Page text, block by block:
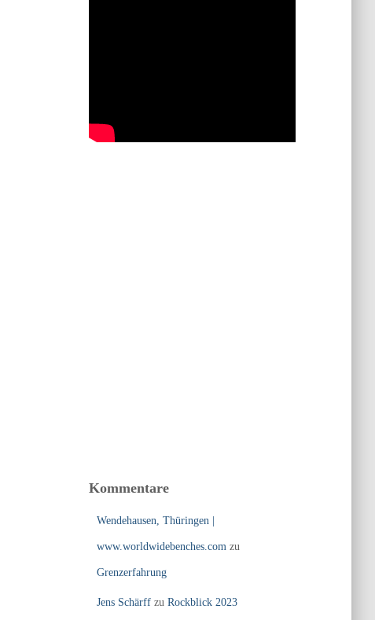
Kommentare
Wendehausen, Thüringen |
www.worldwidebenches.com zu
Grenzerfahrung
Jens Schärffzu Rockblick 2023